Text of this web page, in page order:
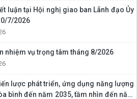
luận tại Hội nghị giao ban Lãnh đạo Ủy
7/2026
nhiệm vụ trọng tâm tháng 8/2026
lược phát triển, ứng dụng năng lượng
bình đến năm 2035, tầm nhìn đến năm